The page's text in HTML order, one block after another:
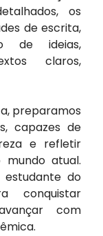
os
de escrita,
de ideias,
claros,
preparamos
capazes de
e refletir
atual.
estudante do
conquistar
com